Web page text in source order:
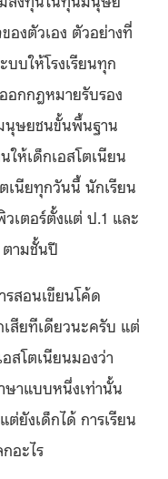
งตัวเอง ตัวอย่างที่
บบให้โรงเรียนทุก
ออกกฎหมายรับรอง
นุษยชนขั้นพื้นฐาน
ห้เด็กเอสโตเนียน
เนียทุกวันนี้ นักเรียน
เตอร์ตั้งแต่ ป.1 และ
ตามชั้นปี
รสอนเขียนโค้ด
สียทีเดียวนะครับ แต่
สโตเนียนมองว่า
ษาแบบหนึ่งเท่านั้น
ต่ยังเด็กได้ การเรียน
อะไร